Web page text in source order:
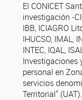
El CONICET
investigación -
IBB, ICIAGRO
IHUCSO, IMAL,
INTEC, IQAL,
Investigaciones
personal en
servicios
Territorial" (UAT).